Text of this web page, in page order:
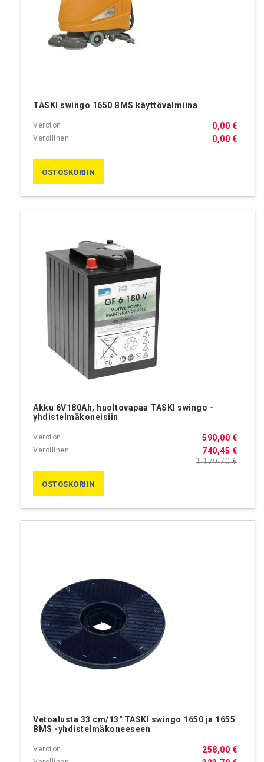
TASKI swingo 1650 BMS käyttövalmiina
0,00 €
0,00 €
OSTOSKORIIN
Akku 6V180Ah, huoltovapaa TASKI swingo -
yhdistelmäkoneisiin
740,45 €
590,00 €
1 179,70 €
OSTOSKORIIN
Vetoalusta 33 cm/13" TASKI swingo 1650 ja 1655
BMS -yhdistelmäkoneeseen
258,00 €